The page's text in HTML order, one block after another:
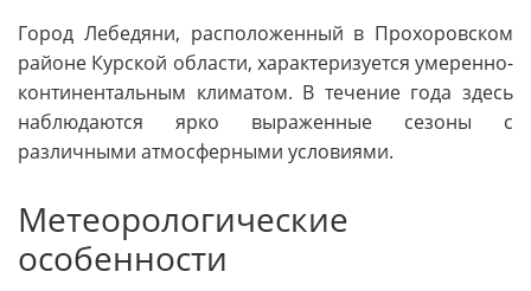
Город Лебедяни, расположенный в Прохоровском
районе Курской области, характеризуется умеренно-
континентальным климатом. В течение года здесь
наблюдаются ярко выраженные сезоны с
различными атмосферными условиями.
Метеорологические
особенности